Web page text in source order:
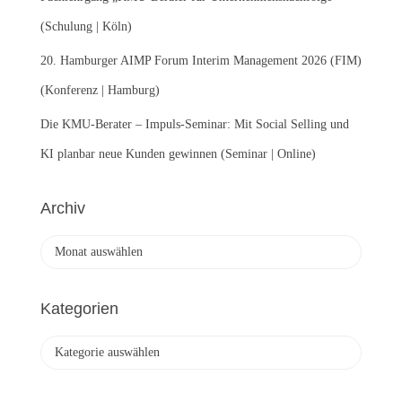
(Schulung | Köln)
20. Hamburger AIMP Forum Interim Management 2026 (FIM)
(Konferenz | Hamburg)
Die KMU-Berater – Impuls-Seminar: Mit Social Selling und
KI planbar neue Kunden gewinnen (Seminar | Online)
Archiv
h
Kategorien